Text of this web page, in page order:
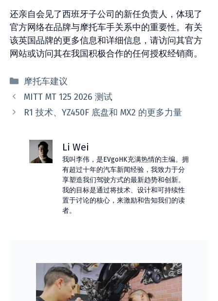
还亲自会见了西班牙子公司的新任负责人，体现了
官方网络在品牌与摩托车手关系中的重要性。有关
该英国品牌的更多信息和详细信息，请访问其官方
网站或访问其在我国积极合作的任何授权经销商。
分
类
摩托车建议
MITT MT 125 2026 测试
R1 技术、YZ450F 底盘和 MX2 的更多力量
Li Wei
我叫李伟，是EVgoHK充满热情的主编。拥
有超过十年的汽车新闻经验，我致力于分
享塑造我们驾驶方式的最新趋势和创新。
我的目标是通过将技术、设计和可持续性
置于讨论的核心，来激励和告知我们的读
者。